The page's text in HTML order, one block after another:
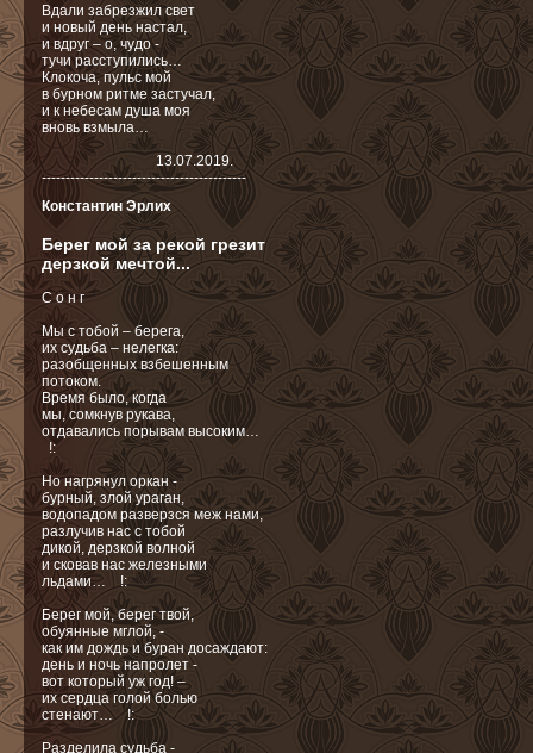
Вдали забрезжил свет
и новый день настал,
и вдруг – о, чудо -
тучи раcступились…
Клокоча, пульс мой
в бурном ритме застучал,
и к небесам душа моя
вновь взмыла…
13.07.2019.
-------------------------------------------
Константин Эрлих
Берег мой за рекой грезит
дерзкой мечтой...
С о н г
Мы с тобой – берега,
их судьба – нелегка:
разобщенных взбешенным
потоком.
Время было, когда
мы, сомкнув рукава,
отдавались порывам высоким…
!:
Но нагрянул оркан -
бурный, злой ураган,
водопадом разверзся меж нами,
разлучив нас с тобой
дикой, дерзкой волной
и сковав нас железными
льдами… !:
Берег мой, берег твой,
обуянные мглой, -
как им дождь и буран досаждают:
день и ночь напролет -
вот который уж год! –
их сердца голой болью
стенают… !:
Разделила судьба -